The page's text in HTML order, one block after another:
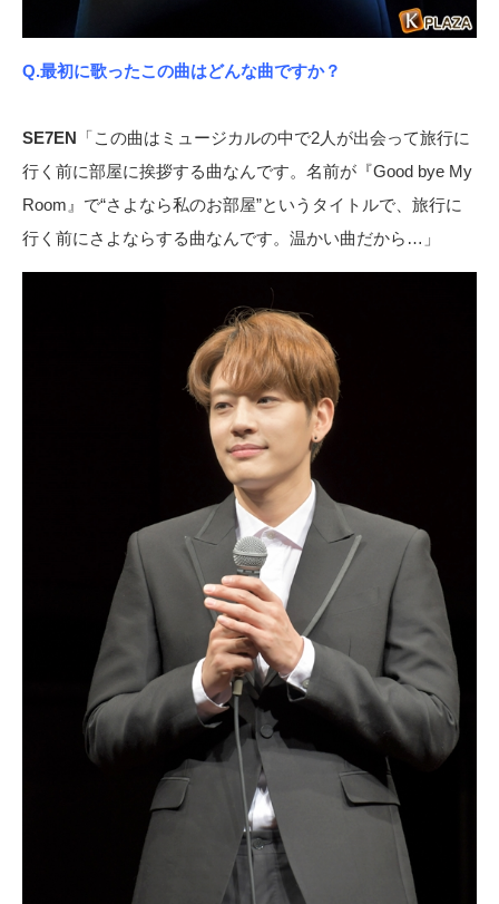
Q.最初に歌ったこの曲はどんな曲ですか？
SE7EN 「この曲はミュージカルの中で2人が出会って旅行に
行く前に部屋に挨拶する曲なんです。名前が『Good bye My
Room』で“さよなら私のお部屋”というタイトルで、旅行に
行く前にさよならする曲なんです。温かい曲だから…」